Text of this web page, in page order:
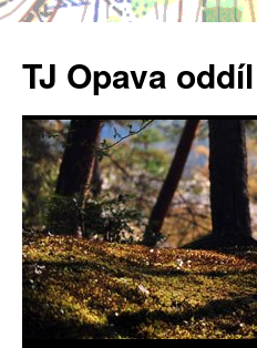
obsahu
webu
TJ Opava